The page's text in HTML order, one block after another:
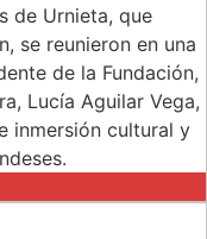
de Urnieta, que
se reunieron en una
de la Fundación,
Lucía Aguilar Vega,
inmersión cultural y